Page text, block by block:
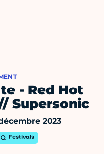
- Red Hot
Supersonic
2023
Festivals